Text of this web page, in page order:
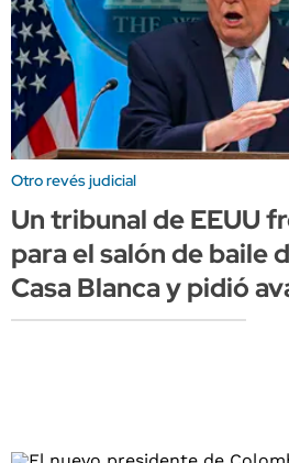
Otro revés judicial
Un tribunal de EEUU
para el salón de baile
Casa Blanca y pidió